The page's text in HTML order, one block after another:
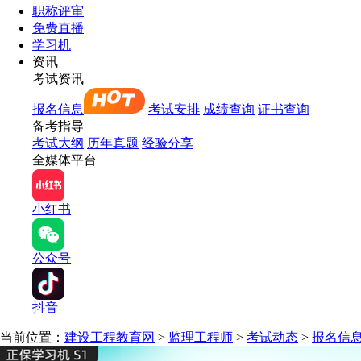
职称评审
免费直播
学习机
资讯
考试资讯
报名信息 考试安排 成绩查询 证书查询
备考指导
考试大纲 历年真题 经验分享
全媒体平台
小红书
公众号
抖音
当前位置： 建设工程教育网 > 监理工程师 > 考试动态 > 报名信